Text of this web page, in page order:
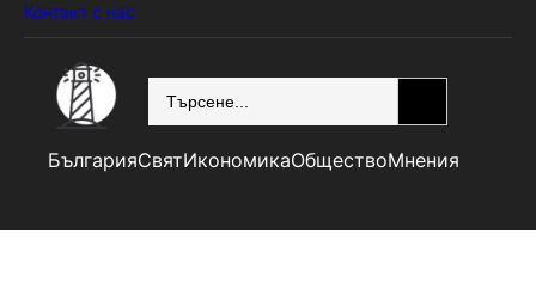
Контакт с нас
БългарияСвятИкономикаОбществоМнения